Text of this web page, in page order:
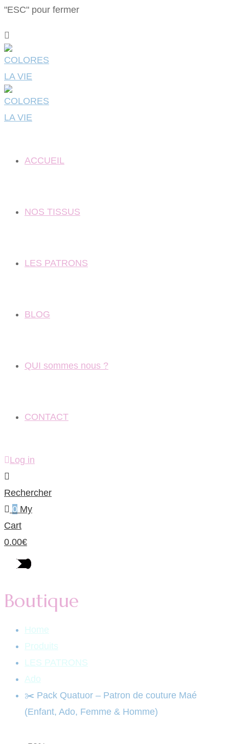
"ESC" pour fermer
ACCUEIL
NOS TISSUS
LES PATRONS
BLOG
QUI sommes nous ?
CONTACT
Log in
Rechercher
0 My
Cart
0.00€
Boutique
Home
Produits
LES PATRONS
Ado
✂️ Pack Quatuor – Patron de couture Maé
(Enfant, Ado, Femme & Homme)